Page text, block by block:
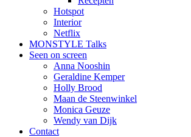
Hotspot
Interior
Netflix
MONSTYLE Talks
Seen on screen
Anna Nooshin
Geraldine Kemper
Holly Brood
Maan de Steenwinkel
Monica Geuze
Wendy van Dijk
Contact